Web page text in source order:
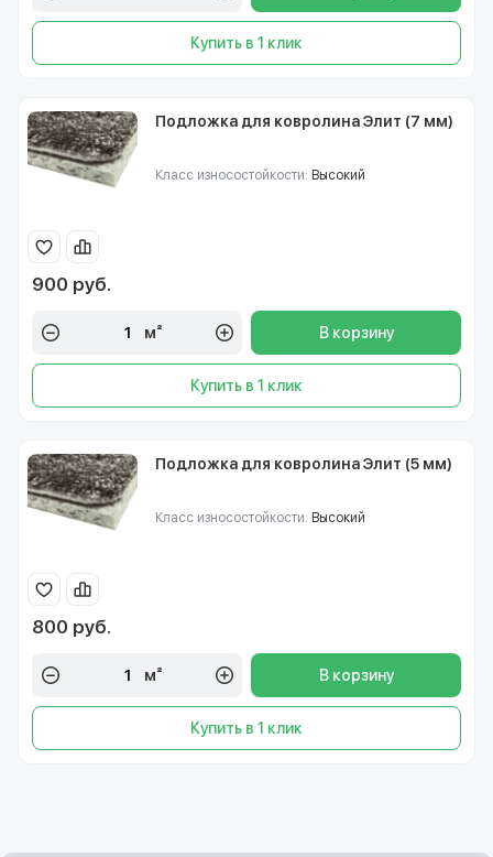
Купить в 1 клик
Подложка для ковролина Элит (7 мм)
Класс износостойкости: Высокий
900 руб.
м² В корзину
Купить в 1 клик
Подложка для ковролина Элит (5 мм)
Класс износостойкости: Высокий
800 руб.
м² В корзину
Купить в 1 клик